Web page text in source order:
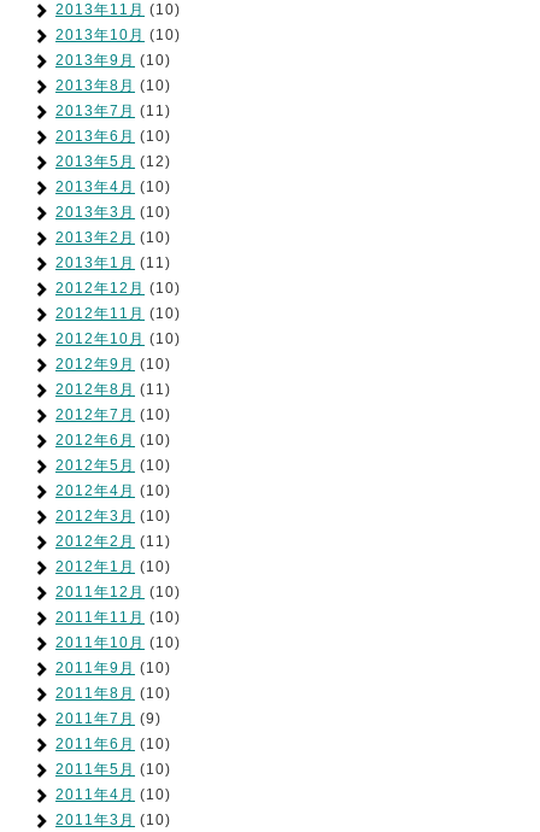
2013年11月 (10)
2013年10月 (10)
2013年9月 (10)
2013年8月 (10)
2013年7月 (11)
2013年6月 (10)
2013年5月 (12)
2013年4月 (10)
2013年3月 (10)
2013年2月 (10)
2013年1月 (11)
2012年12月 (10)
2012年11月 (10)
2012年10月 (10)
2012年9月 (10)
2012年8月 (11)
2012年7月 (10)
2012年6月 (10)
2012年5月 (10)
2012年4月 (10)
2012年3月 (10)
2012年2月 (11)
2012年1月 (10)
2011年12月 (10)
2011年11月 (10)
2011年10月 (10)
2011年9月 (10)
2011年8月 (10)
2011年7月 (9)
2011年6月 (10)
2011年5月 (10)
2011年4月 (10)
2011年3月 (10)